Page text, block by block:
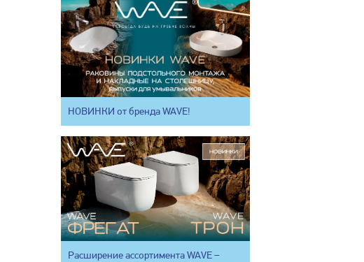
НОВИНКИ от бренда WAVE!
Расширение ассортимента WAVE –